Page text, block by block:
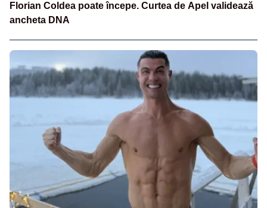
Florian Coldea poate începe. Curtea de Apel validează
ancheta DNA